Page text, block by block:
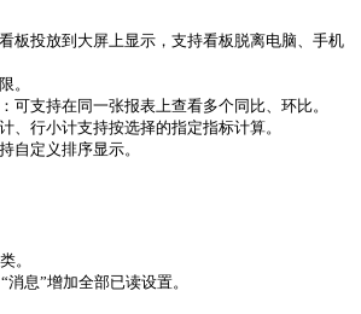
板投放到大屏上显示，支持看板脱离电脑、手机
。
可支持在同一张报表上查看多个同比、环比。
、行小计支持按选择的指定指标计算。
自定义排序显示。
。
息”增加全部已读设置。